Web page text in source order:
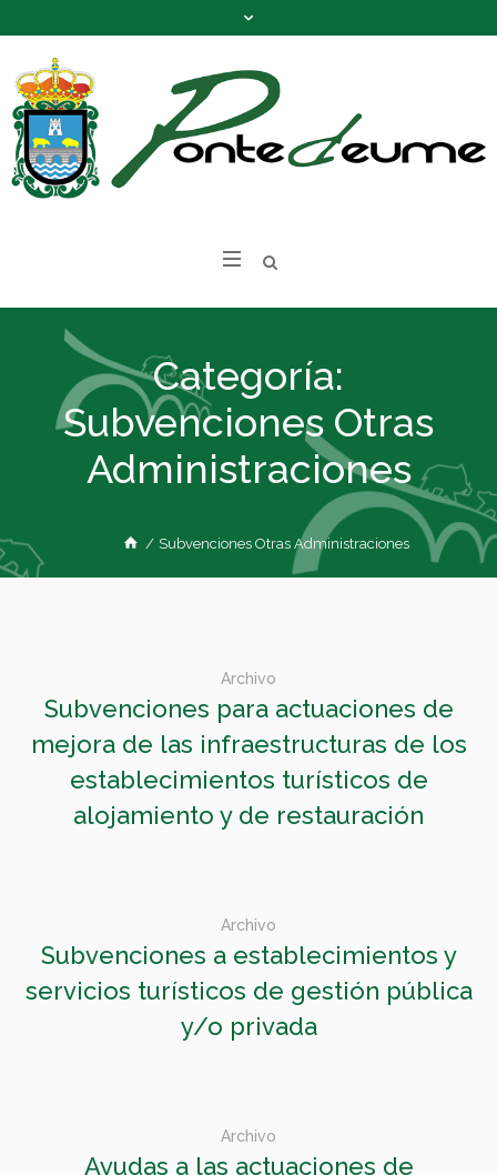
Categoría:
Subvenciones Otras
Administraciones
/ Subvenciones Otras Administraciones
Archivo
Subvenciones para actuaciones de
mejora de las infraestructuras de los
establecimientos turísticos de
alojamiento y de restauración
Archivo
Subvenciones a establecimientos y
servicios turísticos de gestión pública
y/o privada
Archivo
Ayudas a las actuaciones de